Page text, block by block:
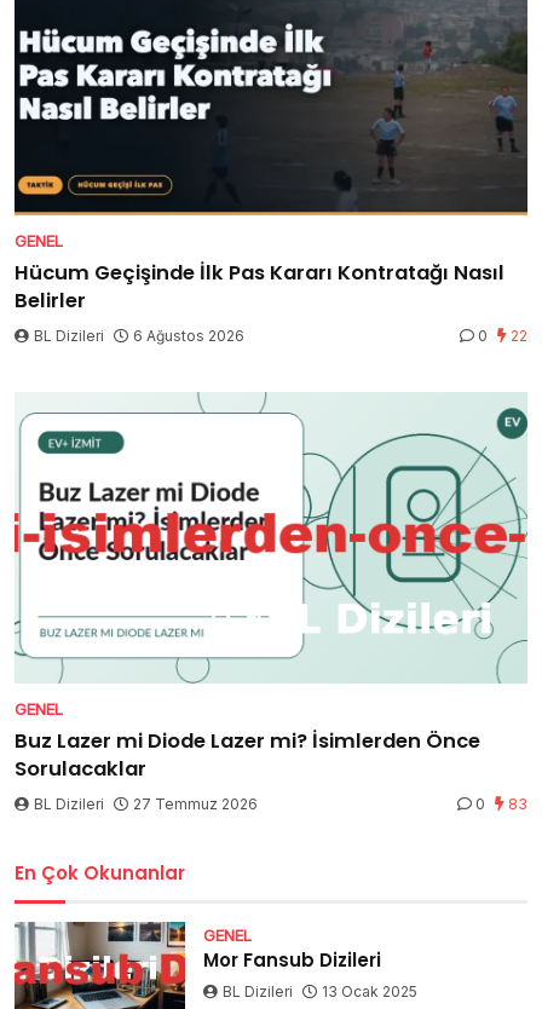
GENEL
Hücum Geçişinde İlk Pas Kararı Kontratağı Nasıl
Belirler
BL Dizileri 6 Ağustos 2026 0 22
GENEL
Buz Lazer mi Diode Lazer mi? İsimlerden Önce
Sorulacaklar
BL Dizileri 27 Temmuz 2026 0 83
En Çok Okunanlar
GENEL
Mor Fansub Dizileri
BL Dizileri 13 Ocak 2025